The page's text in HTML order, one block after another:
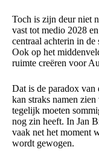
Toch is zijn deur niet
vast tot medio 2028
centraal achterin in de
Ook op het
ruimte creëren voor
Dat is de paradox van
kan straks namen
tegelijk moeten
nog zin heeft. In Jan
vaak net het moment
wordt gewogen.